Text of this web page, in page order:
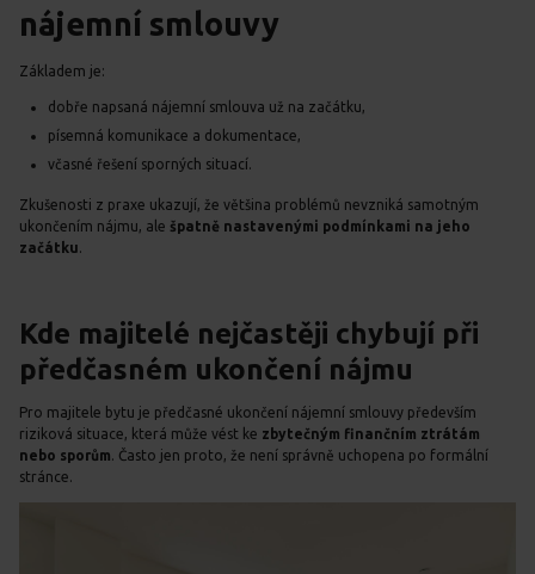
nájemní smlouvy
Základem je:
dobře napsaná nájemní smlouva už na začátku,
písemná komunikace a dokumentace,
včasné řešení sporných situací.
Zkušenosti z praxe ukazují, že většina problémů nevzniká samotným
ukončením nájmu, ale špatně nastavenými podmínkami na jeho
začátku.
Kde majitelé nejčastěji chybují při
předčasném ukončení nájmu
Pro majitele bytu je předčasné ukončení nájemní smlouvy především
riziková situace, která může vést ke zbytečným finančním ztrátám
nebo sporům. Často jen proto, že není správně uchopena po formální
stránce.